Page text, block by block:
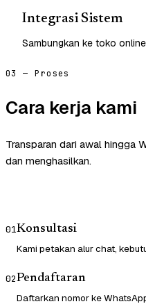
Integrasi Sistem
Sambungkan ke toko
03 — Proses
Cara kerja kami
Transparan dari awal hingga
dan menghasilkan.
01Konsultasi
Kami petakan alur chat,
02Pendaftaran
Daftarkan nomor ke